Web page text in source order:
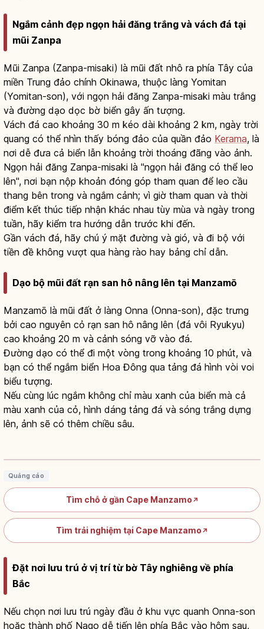
Ngắm cảnh đẹp ngọn hải đăng trắng và vách đá tại
mũi Zanpa
Mũi Zanpa (Zanpa-misaki) là mũi đất nhô ra phía Tây của
miền Trung đảo chính Okinawa, thuộc làng Yomitan
(Yomitan-son), với ngọn hải đăng Zanpa-misaki màu trắng
và đường dạo dọc bờ biển gây ấn tượng.
Vách đá cao khoảng 30 m kéo dài khoảng 2 km, ngày trời
quang có thể nhìn thấy bóng đảo của quần đảo Kerama, là
nơi dễ đưa cả biển lẫn khoảng trời thoáng đãng vào ảnh.
Ngọn hải đăng Zanpa-misaki là "ngọn hải đăng có thể leo
lên", nơi bạn nộp khoản đóng góp tham quan để leo cầu
thang bên trong và ngắm cảnh; vì giờ tham quan và thời
điểm kết thúc tiếp nhận khác nhau tùy mùa và ngày trong
tuần, hãy kiểm tra hướng dẫn trước khi đến.
Gần vách đá, hãy chú ý mặt đường và gió, và đi bộ với
tiền đề không vượt qua hàng rào hay bảng chỉ dẫn.
Dạo bộ mũi đất rạn san hô nâng lên tại Manzamō
Manzamō là mũi đất ở làng Onna (Onna-son), đặc trưng
bởi cao nguyên cỏ rạn san hô nâng lên (đá vôi Ryukyu)
cao khoảng 20 m và cảnh sóng vỡ vào đá.
Đường dạo có thể đi một vòng trong khoảng 10 phút, và
bạn có thể ngắm biển Hoa Đông qua tảng đá hình vòi voi
biểu tượng.
Nếu cùng lúc ngắm không chỉ màu xanh của biển mà cả
màu xanh của cỏ, hình dáng tảng đá và sóng trắng dựng
lên, ảnh sẽ có thêm chiều sâu.
Mũi Manzamo ở Okinawa: vách đá vòi
Quảng cáo
Tìm chỗ ở gần Cape Manzamo ↗
Tìm trải nghiệm tại Cape Manzamo ↗
Đặt nơi lưu trú ở vị trí từ bờ Tây nghiêng về phía
Bắc
Nếu chọn nơi lưu trú ngày đầu ở khu vực quanh Onna-son
hoặc thành phố Nago dễ tiến lên phía Bắc vào hôm sau,